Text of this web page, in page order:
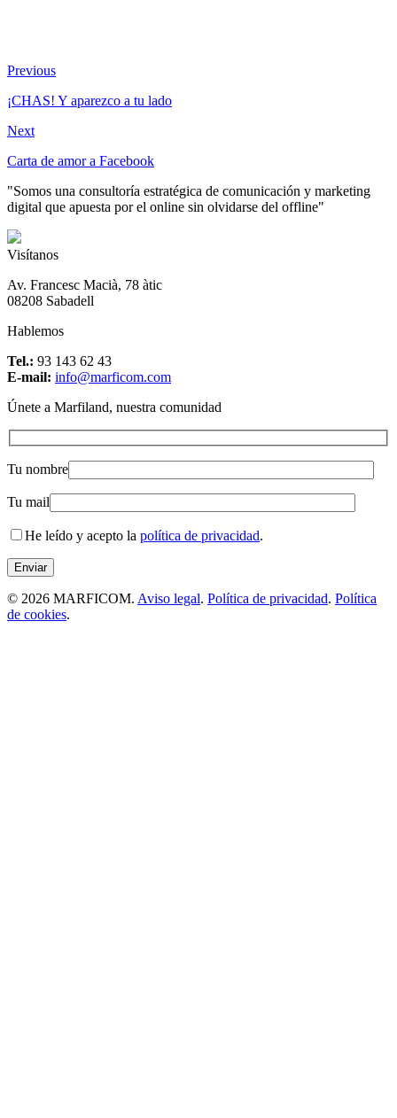
Previous
¡CHAS! Y aparezco a tu lado
Next
Carta de amor a Facebook
"Somos una consultoría estratégica de comunicación y marketing
digital que apuesta por el online sin olvidarse del offline"
Visítanos
Av. Francesc Macià, 78 àtic
08208 Sabadell
Hablemos
Tel.: 93 143 62 43
E-mail: info@marficom.com
Únete a Marfiland, nuestra comunidad
Tu nombre
Tu mail
He leído y acepto la política de privacidad.
© 2026 MARFICOM. Aviso legal. Política de privacidad. Política
de cookies.